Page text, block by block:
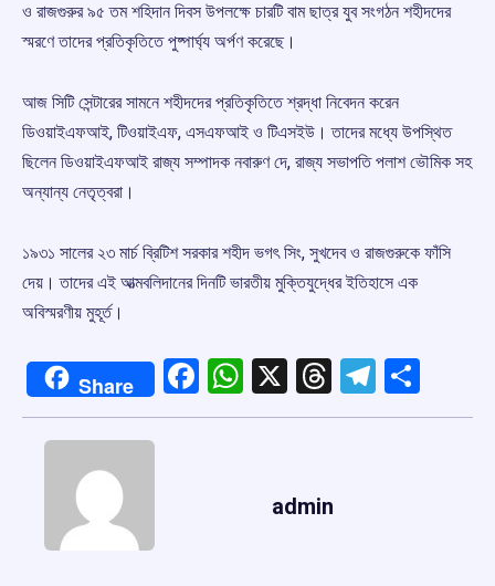
ও রাজগুরুর ৯৫ তম শহিদান দিবস উপলক্ষে চারটি বাম ছাত্র যুব সংগঠন শহীদদের
স্মরণে তাদের প্রতিকৃতিতে পুষ্পার্ঘ্য অর্পণ করেছে।
আজ সিটি সেন্টারের সামনে শহীদদের প্রতিকৃতিতে শ্রদ্ধা নিবেদন করেন
ডিওয়াইএফআই, টিওয়াইএফ, এসএফআই ও টিএসইউ। তাদের মধ্যে উপস্থিত
ছিলেন ডিওয়াইএফআই রাজ্য সম্পাদক নবারুণ দে, রাজ্য সভাপতি পলাশ ভৌমিক সহ
অন্যান্য নেতৃত্বরা।
১৯৩১ সালের ২৩ মার্চ ব্রিটিশ সরকার শহীদ ভগৎ সিং, সুখদেব ও রাজগুরুকে ফাঁসি
দেয়। তাদের এই আত্মবলিদানের দিনটি ভারতীয় মুক্তিযুদ্ধের ইতিহাসে এক
অবিস্মরণীয় মুহূর্ত।
Share Facebook
WhatsApp
X Threads
admin